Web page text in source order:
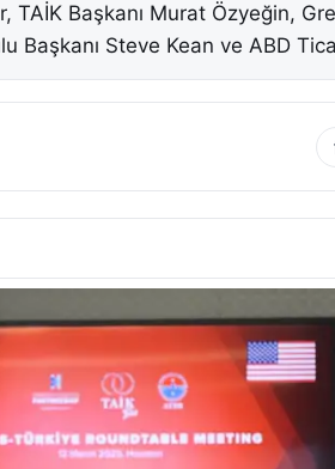
TAİK Başkanı Murat Özyeğin,
Başkanı Steve Kean ve ABD